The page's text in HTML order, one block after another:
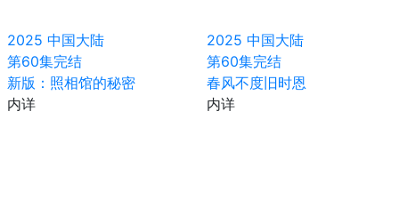
2025 中国大陆
第60集完结
新版：照相馆的秘密
内详
2025 中国大陆
第60集完结
春风不度旧时恩
内详